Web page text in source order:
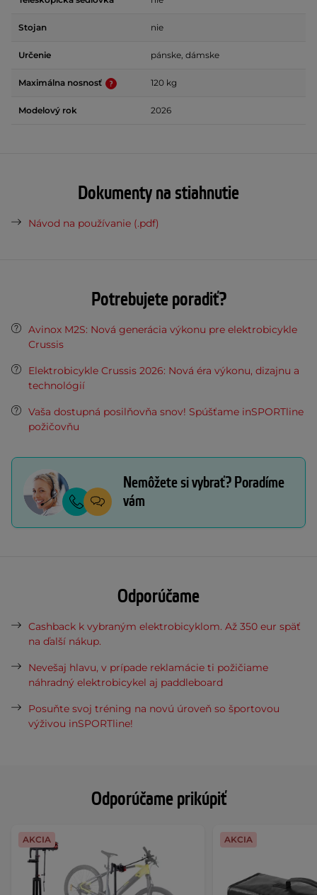
Odporúčame prikúpiť
AKCIA AKCIA
Stojan nie
Určenie pánske, dámske
Maximálna nosnosť 120 kg
Modelový rok 2026
Dokumenty na stiahnutie
Návod na používanie (.pdf)
Potrebujete poradiť?
Avinox M2S: Nová generácia výkonu pre elektrobicykle
Crussis
Elektrobicykle Crussis 2026: Nová éra výkonu, dizajnu a
technológií
Vaša dostupná posilňovňa snov! Spúšťame inSPORTline
požičovňu
Nemôžete si vybrať? Poradíme
vám
Odporúčame
Cashback k vybraným elektrobicyklom. Až 350 eur späť
na ďalší nákup.
Nevešaj hlavu, v prípade reklamácie ti požičiame
náhradný elektrobicykel aj paddleboard
Posuňte svoj tréning na novú úroveň so športovou
výživou inSPORTline!